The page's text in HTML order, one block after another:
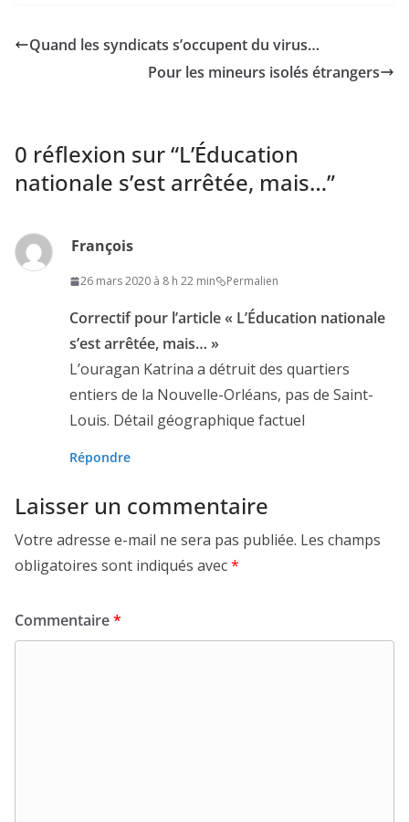
Quand les syndicats s’occupent du virus…
Pour les mineurs isolés étrangers
0 réflexion sur “L’Éducation
nationale s’est arrêtée, mais…”
François
26 mars 2020 à 8 h 22 min Permalien
Correctif pour l’article « L’Éducation nationale
s’est arrêtée, mais… »
L’ouragan Katrina a détruit des quartiers
entiers de la Nouvelle-Orléans, pas de Saint-
Louis. Détail géographique factuel
Répondre
Laisser un commentaire
Votre adresse e-mail ne sera pas publiée. Les champs
obligatoires sont indiqués avec*
Commentaire*